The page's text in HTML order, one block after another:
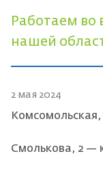
Работаем во
нашей
2 мая 2024
Смолькова, 2 —